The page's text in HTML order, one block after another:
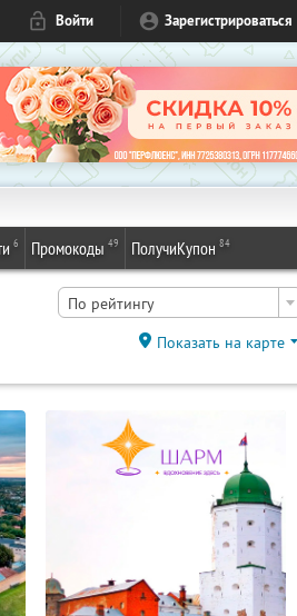
Войти Зарегистрироваться
6 Промокоды 49 ПолучиКупон 84
По рейтингу
Показать на карте